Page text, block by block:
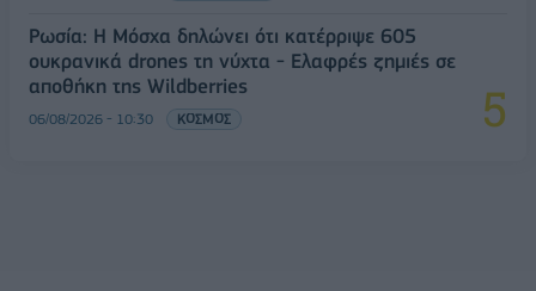
Ρωσία: Η Μόσχα δηλώνει ότι κατέρριψε 605
ουκρανικά drones τη νύχτα - Ελαφρές ζημιές σε
αποθήκη της Wildberries
06/08/2026 - 10:30 ΚΟΣΜΟΣ